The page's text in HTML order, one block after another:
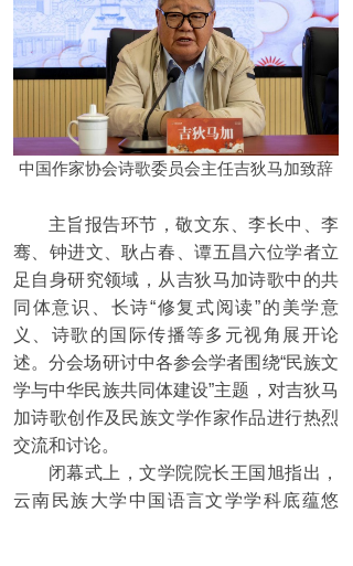
中国作家协会诗歌委员会主任吉狄马加致辞
主旨报告环节，敬文东、李长中、李
骞、钟进文、耿占春、谭五昌六位学者立
足自身研究领域，从吉狄马加诗歌中的共
同体意识、长诗“修复式阅读”的美学意
义、诗歌的国际传播等多元视角展开论
述。分会场研讨中各参会学者围绕“民族文
学与中华民族共同体建设”主题，对吉狄马
加诗歌创作及民族文学作家作品进行热烈
交流和讨论。
闭幕式上，文学院院长王国旭指出，
云南民族大学中国语言文学学科底蕴悠